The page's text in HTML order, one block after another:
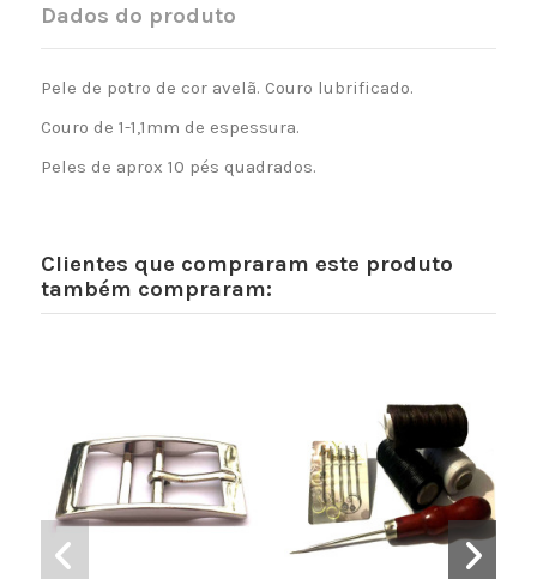
Dados do produto
Pele de potro de cor avelã. Couro lubrificado.
Couro de 1-1,1mm de espessura.
Peles de aprox 10 pés quadrados.
Clientes que compraram este produto
também compraram: